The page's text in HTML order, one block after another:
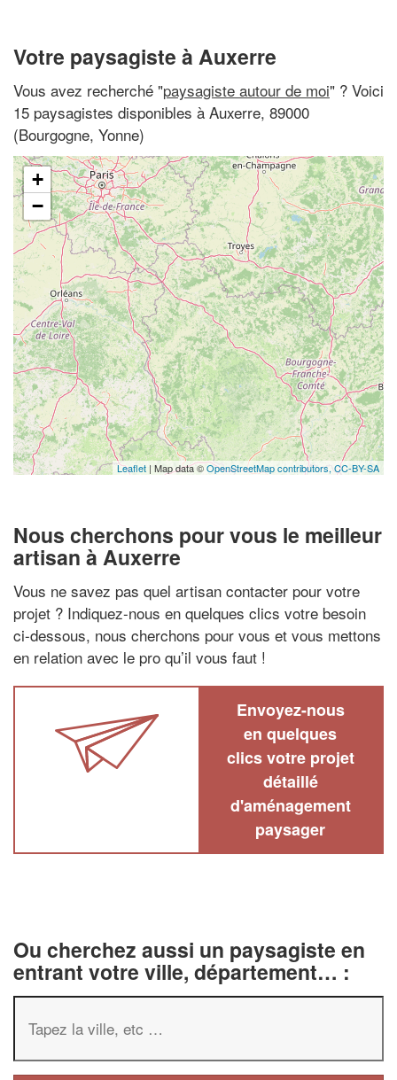
Votre paysagiste à Auxerre
Vous avez recherché "paysagiste autour de moi" ? Voici
15 paysagistes disponibles à Auxerre, 89000
(Bourgogne, Yonne)
+
−
Leaflet | Map data ©OpenStreetMap contributors, CC-BY-SA
Nous cherchons pour vous le meilleur
artisan à Auxerre
Vous ne savez pas quel artisan contacter pour votre
projet ? Indiquez-nous en quelques clics votre besoin
ci-dessous, nous cherchons pour vous et vous mettons
en relation avec le pro qu’il vous faut !
Envoyez-nous
en quelques
clics votre projet
détaillé
d'aménagement
paysager
Ou cherchez aussi un paysagiste en
entrant votre ville, département… :